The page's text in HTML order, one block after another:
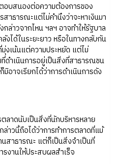
อบสนองต่อความต้องการของ
าธารณะแต่ไม่คำนึงว่าจะหาเงินมา
ล่าวจากไหน ฯลฯ อาจทำให้รัฐบาล
ได้ในระยะยาว หรือในทางกลับกัน
งเน้นแต่ความประหยัด แต่ไม่
ดำเนินการอยู่เป็นสิ่งที่สาธารณชน
อาจเรียกได้ว่าการดำเนินการดัง
ลาดนับเป็นสิ่งที่นักบริหารหลาย
าวนี้ถือได้ว่าการทำการตลาดที่แม้
นสาธารณะ แต่ก็เป็นสิ่งจำเป็นที่
งานให้ประสบผลสำเร็จ